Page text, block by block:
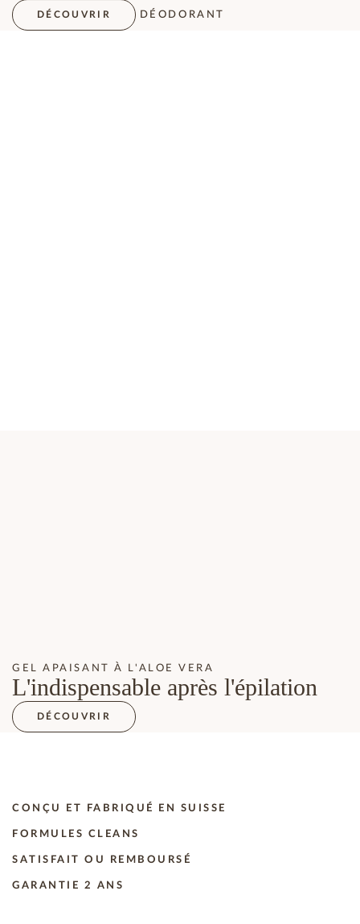
DÉCOUVRIR DÉODORANT
GEL APAISANT À L'ALOE VERA
L'indispensable après l'épilation
DÉCOUVRIR
CONÇU ET FABRIQUÉ EN SUISSE
FORMULES CLEANS
SATISFAIT OU REMBOURSÉ
GARANTIE 2 ANS